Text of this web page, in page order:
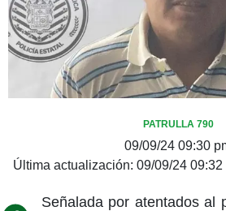
PATRULLA 790
09/09/24 09:30
Última actualización: 09/09/24 09:32
Señalada por atentados al